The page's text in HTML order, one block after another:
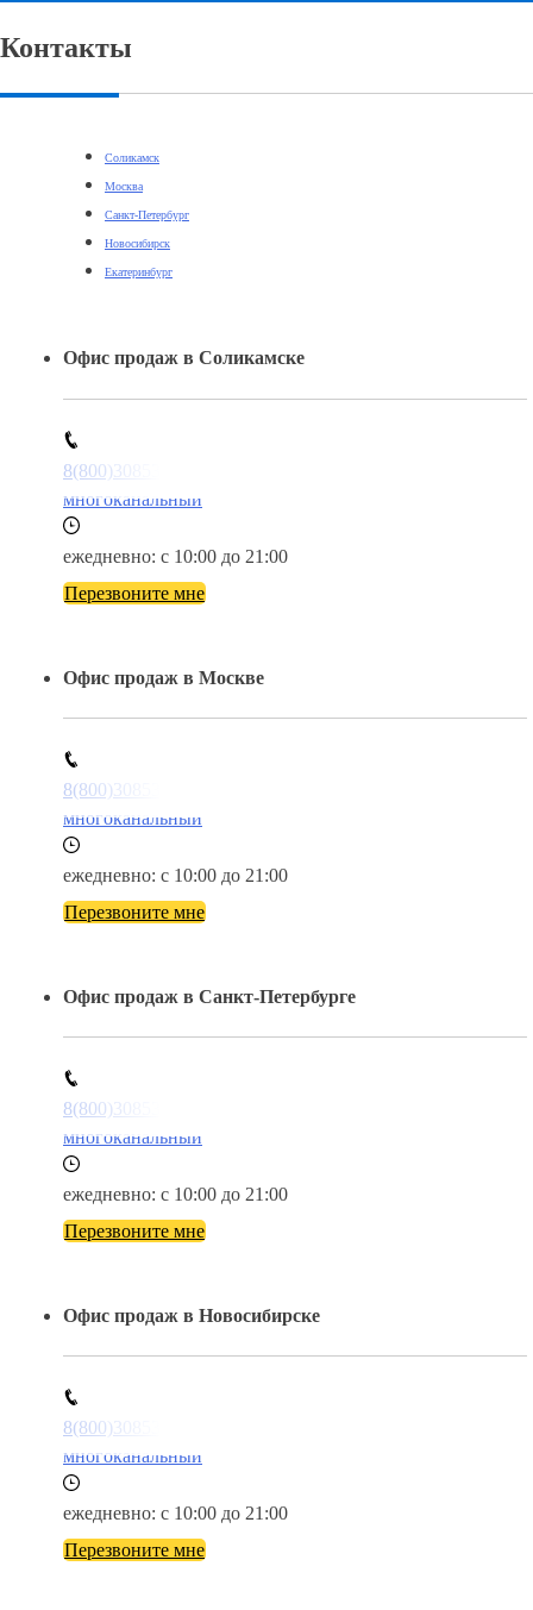
Контакты
Соликамск
Москва
Санкт-Петербург
Новосибирск
Екатеринбург
Офис продаж в Соликамске
8(800)3085303
многоканальный
ежедневно: с 10:00 до 21:00
Перезвоните мне
Офис продаж в Москве
8(800)3085303
многоканальный
ежедневно: с 10:00 до 21:00
Перезвоните мне
Офис продаж в Санкт-Петербурге
8(800)3085303
многоканальный
ежедневно: с 10:00 до 21:00
Перезвоните мне
Офис продаж в Новосибирске
8(800)3085303
многоканальный
ежедневно: с 10:00 до 21:00
Перезвоните мне